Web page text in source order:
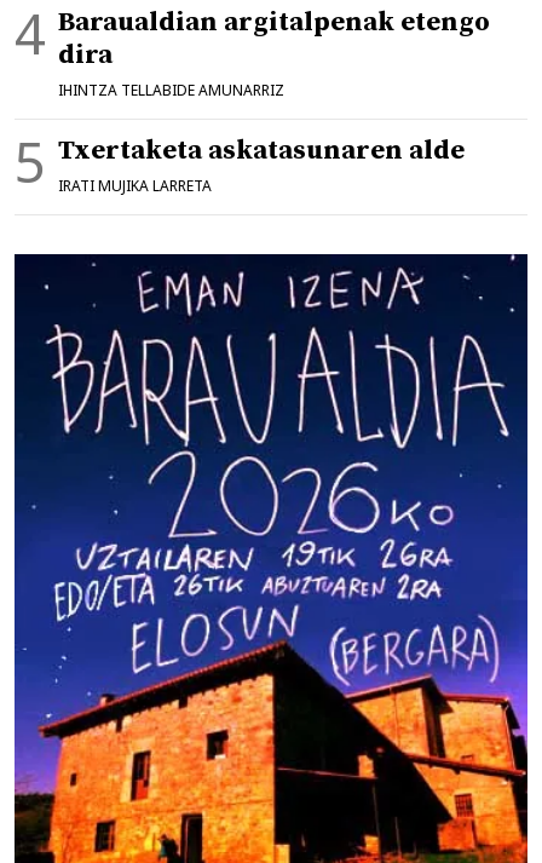
Baraualdian argitalpenak etengo
dira
IHINTZA TELLABIDE AMUNARRIZ
Txertaketa askatasunaren alde
IRATI MUJIKA LARRETA